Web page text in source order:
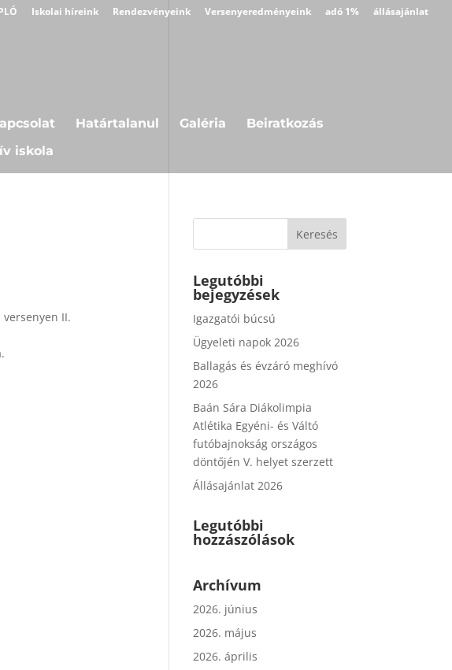
Iskolai híreink Rendezvényeink Versenyeredményeink adó 1% állásajánlat
Határtalanul Galéria
Beiratkozás
iskola
II.
Legutóbbi
bejegyzések
Igazgatói búcsú
Ügyeleti napok 2026
Ballagás és évzáró meghívó
2026
Baán Sára Diákolimpia
Atlétika Egyéni- és Váltó
futóbajnokság országos
döntőjén V. helyet szerzett
Állásajánlat 2026
Legutóbbi
hozzászólások
Archívum
2026. június
2026. május
2026. április